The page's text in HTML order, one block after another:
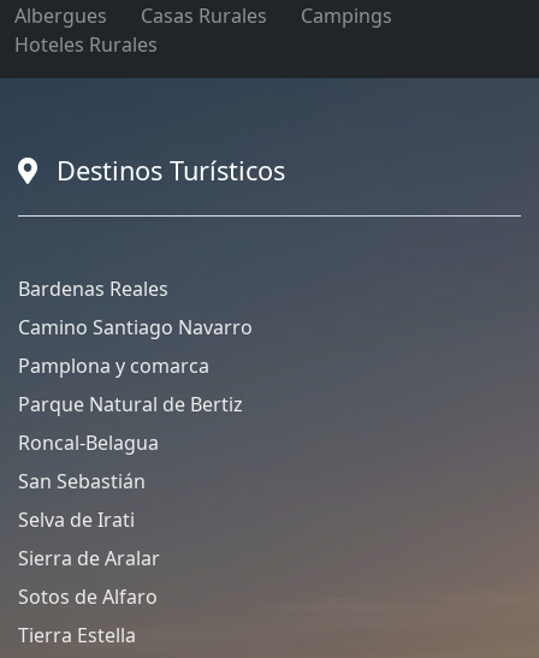
Albergues Casas Rurales
Campings
Hoteles Rurales
Destinos Turísticos
Bardenas Reales
Camino Santiago Navarro
Pamplona y comarca
Parque Natural de Bertiz
Roncal-Belagua
San Sebastián
Selva de Irati
Sierra de Aralar
Sotos de Alfaro
Tierra Estella